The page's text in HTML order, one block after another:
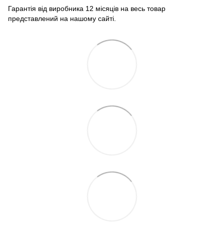
Гарантія від виробника 12 місяців на весь товар
представлений на нашому сайті.